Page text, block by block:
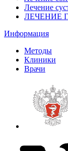
Лечение
ЛЕЧЕНИЕ
Информация
Методы
Клиники
Врачи